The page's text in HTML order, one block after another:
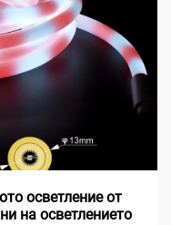
осветление от
на осветлението